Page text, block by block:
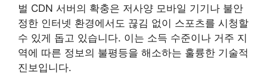
벌 CDN 서버의 확충은 저사양 모바일 기기나 불안
정한 인터넷 환경에서도 끊김 없이 스포츠를 시청할
수 있게 돕고 있습니다. 이는 소득 수준이나 거주 지
역에 따른 정보의 불평등을 해소하는 훌륭한 기술적
진보입니다.